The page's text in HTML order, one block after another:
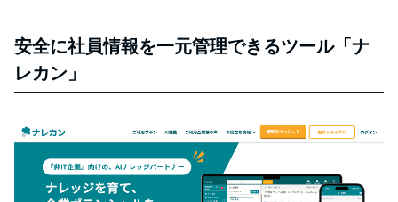
安全に社員情報を一元管理できるツール「ナ
レカン」